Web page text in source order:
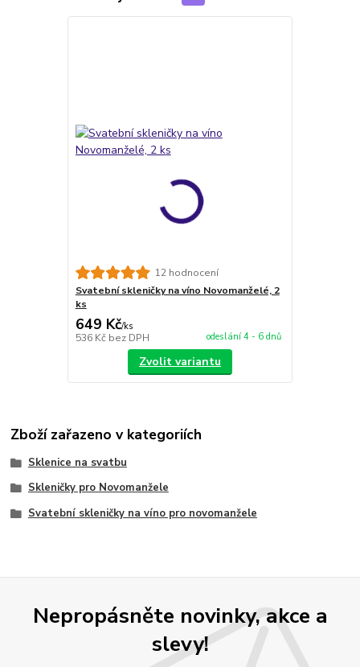
12 hodnocení
Svatební skleničky na víno Novomanželé, 2
ks
649 Kč/ks
536 Kč bez DPH odeslání 4 - 6 dnů
Zvolit variantu
Zboží zařazeno v kategoriích
Sklenice na svatbu
Skleničky pro Novomanžele
Svatební skleničky na víno pro novomanžele
Nepropásněte novinky, akce a
slevy!